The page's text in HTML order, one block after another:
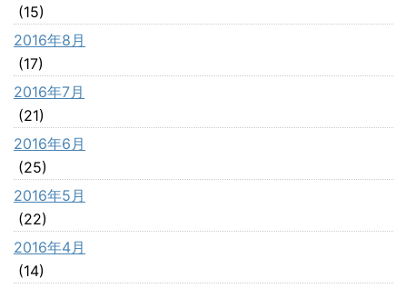
(15)
2016年8月
(17)
2016年7月
(21)
2016年6月
(25)
2016年5月
(22)
2016年4月
(14)